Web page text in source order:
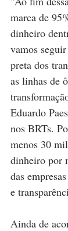
marca de
dinheiro
vamos
preta dos
as linhas de
Eduardo
nos BRTs.
menos 30
dinheiro por
das
e
Ainda de